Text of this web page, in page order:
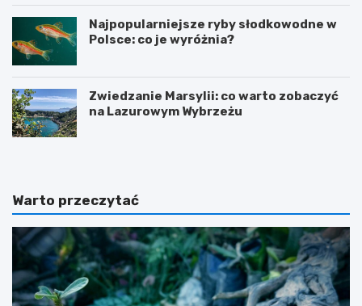
Najpopularniejsze ryby słodkowodne w
Polsce: co je wyróżnia?
Zwiedzanie Marsylii: co warto zobaczyć
na Lazurowym Wybrzeżu
Warto przeczytać